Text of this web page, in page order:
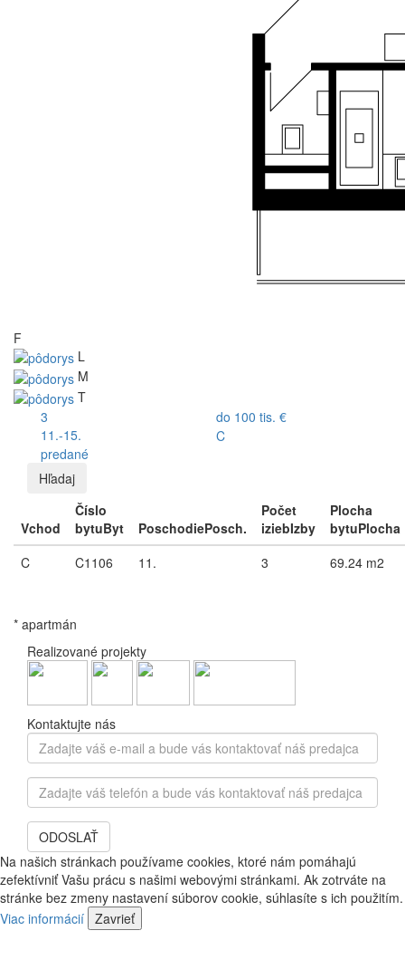
F
L
M
T
3
do 100 tis. €
11.-15.
C
predané
Hľadaj
Vchod
Číslo
bytuByt PoschodiePosch.
Počet
iziebIzby
Plocha
bytuPlocha
C
C1106 11. 3 69.24 m2
* apartmán
Realizované projekty
Kontaktujte nás
Zadajte
váš
e-
mail
a
bude
vás
kontaktovať
náš
predajca
Zadajte
váš
telefón
bude
vás
kontaktovať
náš
predajca
ODOSLAŤ
Na našich stránkach používame cookies, ktoré nám pomáhajú
zefektívniť Vašu prácu s našimi webovými stránkami. Ak zotrváte na
stránke bez zmeny nastavení súborov cookie, súhlasíte s ich použitím.
Viac informácií Zavrieť